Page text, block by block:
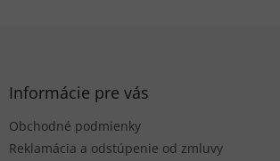
Informácie pre vás
Obchodné podmienky
Reklamácia a odstúpenie od zmluvy